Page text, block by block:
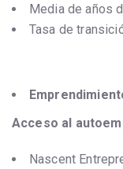
Media de años
Tasa de
Acceso al
Nascent